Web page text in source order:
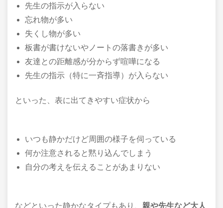
先生の指示が入らない
忘れ物が多い
失くし物が多い
板書が書けないやノートの落書きが多い
友達との距離感が分からず喧嘩になる
先生の指示（特に一斉指導）が入らない
といった、表に出てきやすい症状から
いつも静かだけど周囲の様子を伺っている
何か注意されると黙り込んでしまう
自分の考えを伝えることがあまりない
などといった静かなタイプもあり、 親や先生など大人